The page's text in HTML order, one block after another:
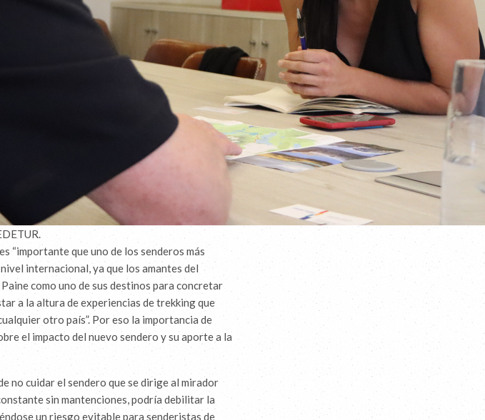
“importante que uno de los senderos más
internacional, ya que los amantes del
como uno de sus destinos para concretar
a la altura de experiencias de trekking que
otro país”. Por eso la importancia de
el impacto del nuevo sendero y su aporte a la
no cuidar el sendero que se dirige al mirador
sin mantenciones, podría debilitar la
un riesgo evitable para senderistas de